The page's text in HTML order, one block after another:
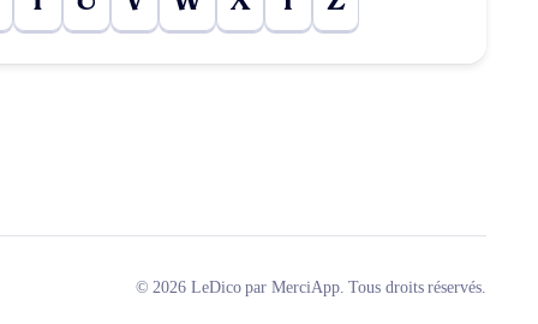
© 2026 LeDico par MerciApp. Tous droits réservés.